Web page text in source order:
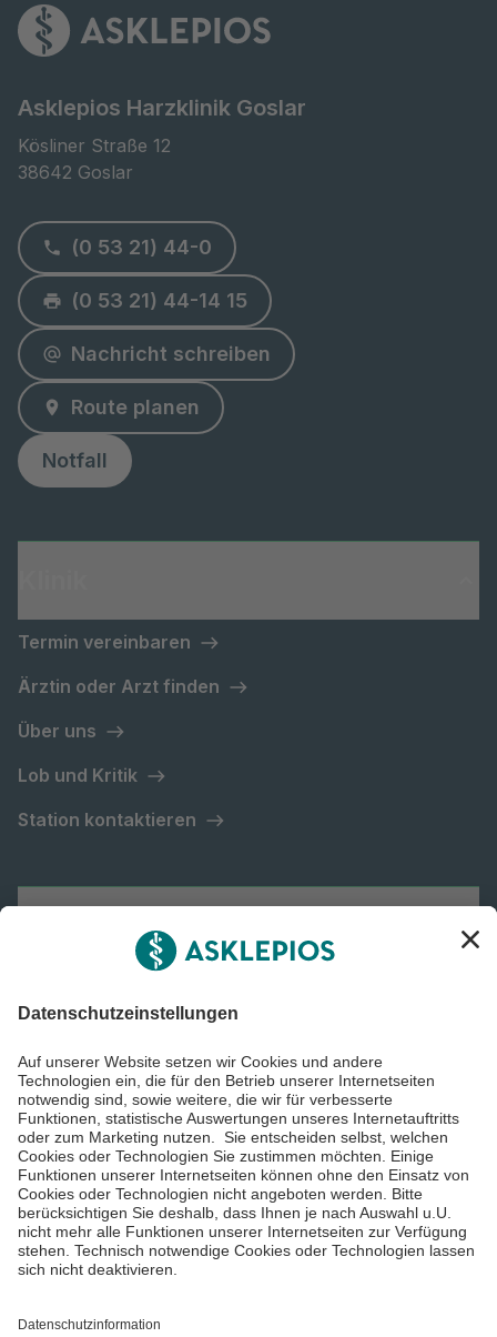
Asklepios Harzklinik Goslar
Kösliner Straße 12
38642 Goslar
(0 53 21) 44-0
(0 53 21) 44-14 15
Nachricht schreiben
Route planen
Notfall
Termin vereinbaren
Ärztin oder Arzt finden
Über uns
Lob und Kritik
Station kontaktieren
Asklepios Gruppe
Impressum